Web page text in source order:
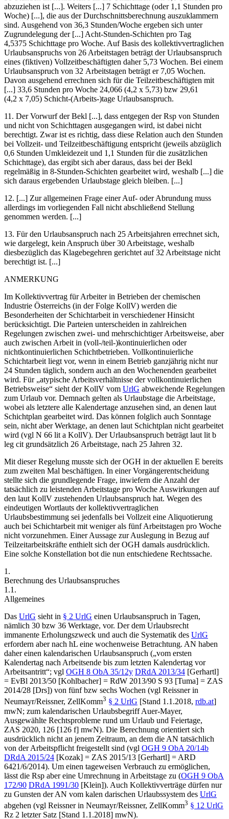
abzuziehen ist [...]. Weiters [...] 7 Schichttage (oder 1,1 Stunden pro
Woche) [...], die aus der Durchschnittsberechnung auszuklammern
sind. Ausgehend von 36,3 Stunden/Woche ergeben sich unter
Zugrundelegung der [...] Acht-Stunden-Schichten pro Tag
4,5375 Schichttage pro Woche. Auf Basis des kollektivvertraglichen
Urlaubsanspruchs von 26 Arbeitstagen beträgt der Urlaubsanspruch
eines (fiktiven) Vollzeitbeschäftigten daher 5,73 Wochen. Bei einem
Urlaubsanspruch von 32 Arbeitstagen beträgt er 7,05 Wochen.
Davon ausgehend errechnen sich für die Teilzeitbeschäftigten mit
[...] 33,6 Stunden pro Woche 24,066 (4,2 x 5,73) bzw 29,61
(4,2 x 7,05) Schicht-(Arbeits-)tage Urlaubsanspruch.
11. Der Vorwurf der Bekl [...], dass entgegen der Rsp von Stunden
und nicht von Schichttagen ausgegangen wird, ist dabei nicht
berechtigt. Zwar ist es richtig, dass diese Relation auch den Stunden
bei Vollzeit- und Teilzeitbeschäftigung entspricht (jeweils abzüglich
0,6 Stunden Umkleidezeit und 1,1 Stunden für die zusätzlichen
Schichttage), das ergibt sich aber daraus, dass bei der Bekl
regelmäßig in 8-Stunden-Schichten gearbeitet wird, weshalb [...] die
sich daraus ergebenden Urlaubstage gleich bleiben. [...]
12. [...] Zur allgemeinen Frage einer Auf- oder Abrundung muss
allerdings im vorliegenden Fall nicht abschließend Stellung
genommen werden. [...]
13. Für den Urlaubsanspruch nach 25 Arbeitsjahren errechnet sich,
wie dargelegt, kein Anspruch über 30 Arbeitstage, weshalb
diesbezüglich das Klagebegehren gerichtet auf 32 Arbeitstage nicht
berechtigt ist. [...]
ANMERKUNG
Im Kollektivvertrag für Arbeiter in Betrieben der chemischen
Industrie Österreichs (in der Folge KollV) werden die
Besonderheiten der Schichtarbeit in verschiedener Hinsicht
berücksichtigt. Die Parteien unterscheiden in zahlreichen
Regelungen zwischen zwei- und mehrschichtiger Arbeitsweise, aber
auch zwischen Arbeit in (voll-/teil-)kontinuierlichen oder
nichtkontinuierlichen Schichtbetrieben. Vollkontinuierliche
Schichtarbeit liegt vor, wenn in einem Betrieb ganzjährig nicht nur
24 Stunden täglich, sondern auch an den Wochenenden gearbeitet
wird. Für „atypische Arbeitsverhältnisse der vollkontinuierlichen
Betriebsweise“ sieht der KollV vom UrlG abweichende Regelungen
zum Urlaub vor. Demnach gelten als Urlaubstage die Arbeitstage,
wobei als letztere alle Kalendertage anzusehen sind, an denen laut
Schichtplan gearbeitet wird. Das können folglich auch Sonntage
sein, nicht aber Werktage, an denen laut Schichtplan nicht gearbeitet
wird (vgl N 66 lit a KollV). Der Urlaubsanspruch beträgt laut lit b
leg cit grundsätzlich 26 Arbeitstage, nach 25 Jahren 32.
Mit dieser Regelung musste sich der OGH in der aktuellen E bereits
zum zweiten Mal beschäftigen. In einer Vorgängerentscheidung
stellte sich die grundlegende Frage, inwiefern die Anzahl der
tatsächlich zu leistenden Arbeitstage pro Woche Auswirkungen auf
den laut KollV zustehenden Urlaubsanspruch hat. Wegen des
eindeutigen Wortlauts der kollektivvertraglichen
Urlaubsbestimmung sei jedenfalls bei Vollzeit eine Aliquotierung
auch bei Schichtarbeit mit weniger als fünf Arbeitstagen pro Woche
nicht vorzunehmen. Einer Aussage zur Auslegung in Bezug auf
Teilzeitarbeitskräfte enthielt sich der OGH damals ausdrücklich.
Eine solche Konstellation bot die nun entschiedene Rechtssache.
1.
Berechnung des Urlaubsanspruches
1.1.
Allgemeines
Das UrlG sieht in § 2 UrlG einen Urlaubsanspruch in Tagen,
nämlich 30 bzw 36 Werktage, vor. Der dem Urlaubsrecht
immanente Erholungszweck und auch die Systematik des UrlG
erfordern aber nach hL eine wochenweise Betrachtung. AN haben
daher einen kalendarischen Urlaubsanspruch („vom ersten
Kalendertag nach Arbeitsende bis zum letzten Kalendertag vor
Arbeitsantritt“; vgl OGH 8 ObA 35/12y DRdA 2013/34 [Gerhartl]
= EvBl 2013/50 [Kohlbacher] = RdW 2013/90 S 93 [Tuma] = ZAS
2014/28 [Drs]) von fünf bzw sechs Wochen (vgl Reissnerin
Neumayr/Reissner, ZellKomm3 § 2 UrlG [Stand 1.1.2018, rdb.at]
mwN; zum kalendarischen UrlaubsbegriffAuer-Mayer,
Ausgewählte Rechtsprobleme rund um Urlaub und Feiertage,
ZAS 2020, 126 [126 f] mwN). Die Berechnung orientiert sich
ausdrücklich nicht an jenem Zeitraum, an dem die AN tatsächlich
von der Arbeitspflicht freigestellt sind (vgl OGH 9 ObA 20/14b
DRdA 2015/24 [Kozak] = ZAS 2015/13 [Gerhartl] = ARD
6421/6/2014). Um einen tageweisen Verbrauch zu ermöglichen,
lässt die Rsp aber eine Umrechnung in Arbeitstage zu (OGH 9 ObA
172/90 DRdA 1991/30 [Klein]). Auch Kollektivverträge dürfen nur
zu Gunsten der AN vom kalen darischen Urlaubssystem des UrlG
abgehen (vgl Reissnerin Neumayr/Reissner, ZellKomm3 § 12 UrlG
Rz 2 letzter Satz [Stand 1.1.2018] mwN).